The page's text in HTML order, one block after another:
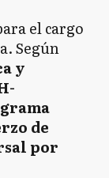
el cargo
Según
y
de
por